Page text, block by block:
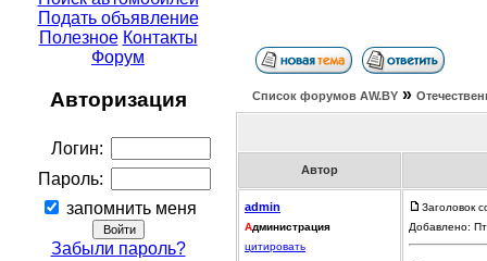
Подать объявление
Полезное Контакты
Форум
Авторизация
Логин:
Пароль:
запомнить меня
Забыли пароль?
Список форумов АW.BY »
Автор
admin
Администрация
цитировать
Заголовок
Добавлено: